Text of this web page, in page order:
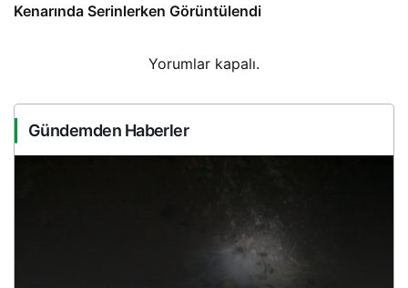
Kenarında Serinlerken Görüntülendi
Yorumlar kapalı.
Gündemden Haberler